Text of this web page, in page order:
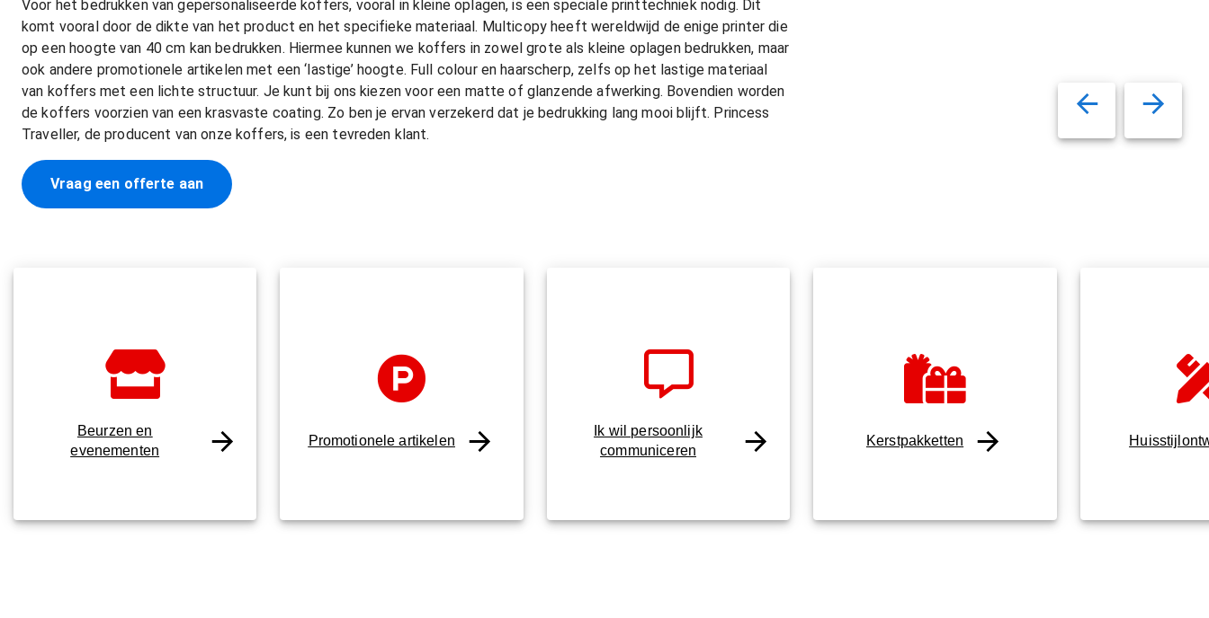
Voor het bedrukken van gepersonaliseerde koffers, vooral in kleine oplagen, is een speciale printtechniek nodig. Dit
komt vooral door de dikte van het product en het specifieke materiaal. Multicopy heeft wereldwijd de enige printer die
op een hoogte van 40 cm kan bedrukken. Hiermee kunnen we koffers in zowel grote als kleine oplagen bedrukken, maar
ook andere promotionele artikelen met een ‘lastige’ hoogte. Full colour en haarscherp, zelfs op het lastige materiaal
van koffers met een lichte structuur. Je kunt bij ons kiezen voor een matte of glanzende afwerking. Bovendien worden
de koffers voorzien van een krasvaste coating. Zo ben je ervan verzekerd dat je bedrukking lang mooi blijft. Princess
Traveller, de producent van onze koffers, is een tevreden klant.
Vraag een offerte aan
Beurzen en
evenementen
Promotionele artikelen
Ik wil persoonlijk
communiceren
Kerstpakketten